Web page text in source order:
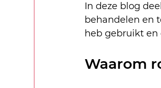
In deze blog
behandelen en
heb gebruikt en
Waarom